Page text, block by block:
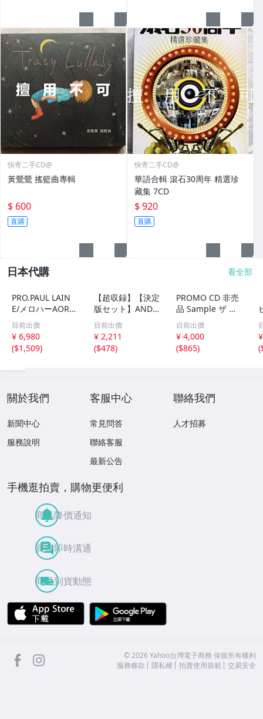
快寄二手CD@
黃鶯鶯 搖籃曲專輯
$ 600
直購
快寄二手CD@
華語合輯 滾石30周年 精選珍
藏集 7CD
$ 920
直購
日本代購 看全部
PRO.PAUL LAIN
E/メロハーAOR◆
THE RADIO SUN/
UNSTOPPABLE
目前出價
¥ 6,980
($1,509)
【超収録】【決定
版セット】ANDR
EAS VOLLENWEI
DER CD1+2+3 厳
選プレミア音源集
MP3CD-DLVer 3
目前出價
¥ 2,211
($478)
PROMO CD 非売
品 Sample ザ ビ
ートルズ パスト
マスターズ VOL.2
CP32-5602 THE
BEATLES / PAST
目前出價
¥ 4,000
($865)
(
關於我們
新聞中心
服務說明
客服中心
常見問答
聯絡客服
最新公告
聯絡我們
人才招募
手機逛拍賣，購物更便利
商品降價通知
買賣即時溝通
商品到貨動態
APP Store
facebook ©2026 Yahoo台灣電子商務 保留所有權利
服務條款
隱私權 拍賣使用規範 交易安全